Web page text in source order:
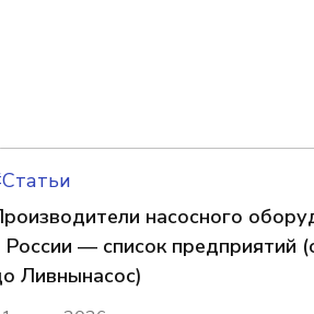
насосного
России — список предприятий
Ливнынасос)